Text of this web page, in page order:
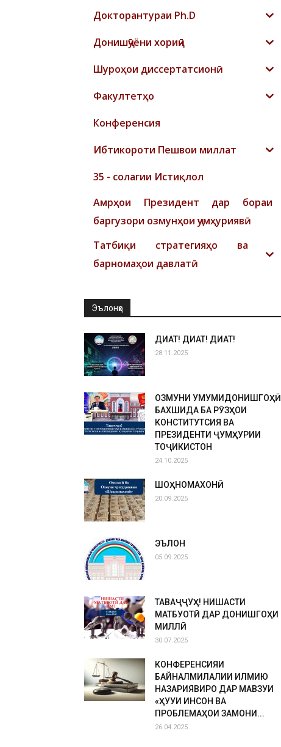
Докторантураи Ph.D
Донишҷӯёни хориҷӣ
Шyроҳои диссертатсионӣ
Факултетҳо
Конференсия
Ибтикороти Пешвои миллат
35 - солагии Истиқлол
Амрҳои Президент дар бораи
баргузори озмунҳои ҷумҳуриявӣ
Татбиқи стратегияҳо ва
барномаҳои давлатӣ
Эълонҳо
ДИҚҚАТ! ДИҚҚАТ! ДИҚҚАТ!
28.11.2025
ОЗМУНИ УМУМИДОНИШГОҲӢ
БАХШИДА БА РӮЗҲОИ
КОНСТИТУТСИЯ ВА
ПРЕЗИДЕНТИ ҶУМҲУРИИ
ТОҶИКИСТОН
24.10.2025
ШОҲНОМАХОНӢ
20.09.2025
ЭЪЛОН
05.09.2025
ТАВАҶҶУҲ! НИШАСТИ
МАТБУОТӢ ДАР ДОНИШГОҲИ
МИЛЛӢ
30.07.2025
КОНФЕРЕНСИЯИ
БАЙНАЛМИЛАЛИИ ИЛМИЮ
НАЗАРИЯВИРО ДАР МАВЗУИ
«ҲУҚУҚИ ИНСОН ВА
ПРОБЛЕМАҲОИ ЗАМОНИ...
26.04.2025